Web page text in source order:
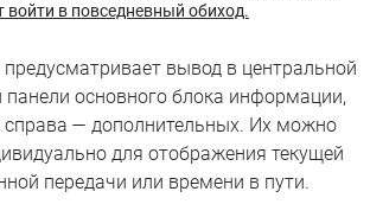
войти в повседневный обиход.
вывод в центральной
панели основного блока информации,
справа — дополнительных. Их можно
для отображения текущей
передачи или времени в пути.